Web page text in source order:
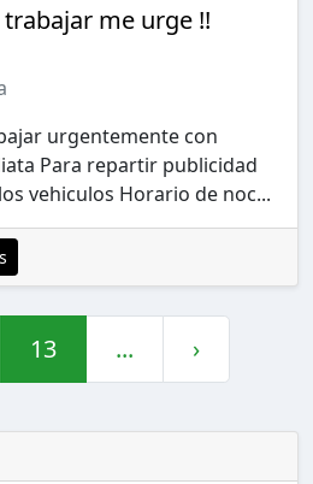
me urge !!
urgentemente con
Para repartir publicidad
vehiculos Horario de noc...
13 ... ›